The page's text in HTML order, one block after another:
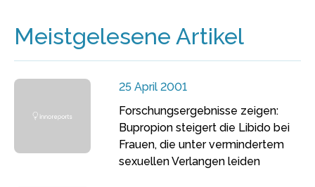
Meistgelesene Artikel
25 April 2001
Forschungsergebnisse zeigen:
Bupropion steigert die Libido bei
Frauen, die unter vermindertem
sexuellen Verlangen leiden